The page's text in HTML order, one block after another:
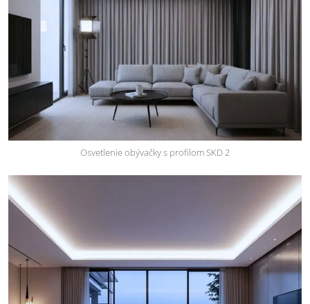
Osvetlenie obývačky s profilom SKD 2